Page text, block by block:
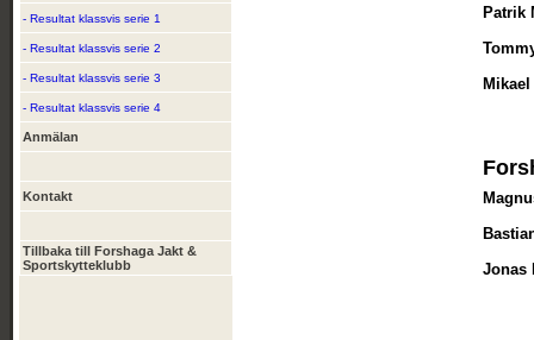
- Resultat klassvis serie 1
- Resultat klassvis serie 2
- Resultat klassvis serie 3
- Resultat klassvis serie 4
Anmälan
Kontakt
Tillbaka till Forshaga Jakt &
Sportskytteklubb
Patrik
Jonas